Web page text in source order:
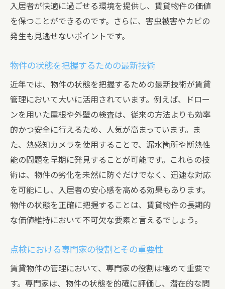
収益最大化のための管理戦略
空室率を下げるための具体的施策
管理コスト削減と収益向上の両立方法
賃貸市場の動向を踏まえた戦略立案
収益分析を基にした運営改善策
安心して賃貸経営を続けるためのプロのアドバ
イス
リスク管理の重要性とその方法
プロフェッショナルから得る運営の知恵
継続的な学びが安心経営を支える理由
長期安定経営のためのリスクヘッジ
アドバイザーとの連携で得られる安心感
入居者満足度向上のための管理法
満足度調査を基にした改善策
入居者が快適に過ごせる環境を提供し、賃貸物件の価値
を保つことができるのです。さらに、害虫被害やカビの
発生も見逃せないポイントです。
物件の状態を把握するための最新技術
近年では、物件の状態を把握するための最新技術が賃貸
管理において大いに活用されています。例えば、ドロー
ンを用いた屋根や外壁の検査は、従来の方法よりも効率
的かつ安全に行えるため、人気が高まっています。ま
た、熱感知カメラを使用することで、漏水箇所や断熱性
能の問題を早期に発見することが可能です。これらの技
術は、物件の劣化を未然に防ぐだけでなく、迅速な対応
を可能にし、入居者の安心感を高める効果もあります。
物件の状態を正確に把握することは、賃貸物件の長期的
な価値維持において不可欠な要素と言えるでしょう。
点検における専門家の役割とその重要性
賃貸物件の管理において、専門家の役割は極めて重要で
す。専門家は、物件の状態を的確に評価し、潜在的な問